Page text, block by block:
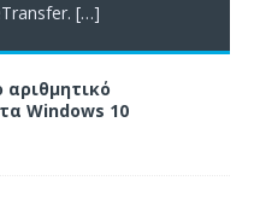
[…]
αριθμητικό
Windows 10